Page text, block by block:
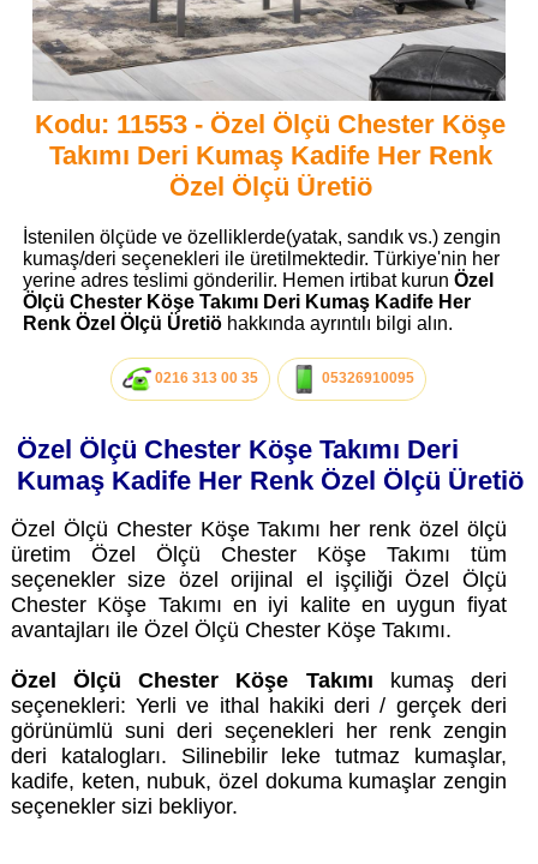
Kodu: 11553 - Özel Ölçü Chester Köşe
Takımı Deri Kumaş Kadife Her Renk
Özel Ölçü Üretiö
İstenilen ölçüde ve özelliklerde(yatak, sandık vs.) zengin
kumaş/deri seçenekleri ile üretilmektedir. Türkiye'nin her
yerine adres teslimi gönderilir. Hemen irtibat kurun Özel
Ölçü Chester Köşe Takımı Deri Kumaş Kadife Her
Renk Özel Ölçü Üretiöhakkında ayrıntılı bilgi alın.
0216 313 00 35 05326910095
Özel Ölçü Chester Köşe Takımı Deri
Kumaş Kadife Her Renk Özel Ölçü Üretiö
Özel Ölçü Chester Köşe Takımı her renk özel ölçü
üretim Özel Ölçü Chester Köşe Takımı tüm
seçenekler size özel orijinal el işçiliği Özel Ölçü
Chester Köşe Takımı en iyi kalite en uygun fiyat
avantajları ile Özel Ölçü Chester Köşe Takımı.
Özel Ölçü Chester Köşe Takımı kumaş deri
seçenekleri: Yerli ve ithal hakiki deri / gerçek deri
görünümlü suni deri seçenekleri her renk zengin
deri katalogları. Silinebilir leke tutmaz kumaşlar,
kadife, keten, nubuk, özel dokuma kumaşlar zengin
seçenekler sizi bekliyor.